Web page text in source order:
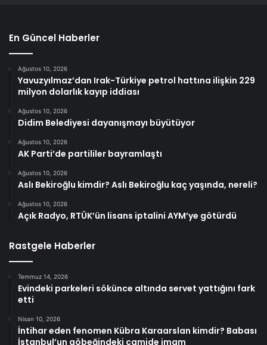
En Güncel Haberler
Ağustos 10, 2026
Yavuzyılmaz’dan Irak-Türkiye petrol hattına ilişkin 229
milyon dolarlık kayıp iddiası
Ağustos 10, 2026
Didim Belediyesi dayanışmayı büyütüyor
Ağustos 10, 2026
AK Parti’de partililer bayramlaştı
Ağustos 10, 2026
Aslı Bekiroğlu kimdir? Aslı Bekiroğlu kaç yaşında, nereli?
Ağustos 10, 2026
Açık Radyo, RTÜK’ün lisans iptalini AYM’ye götürdü
Rastgele Haberler
Temmuz 14, 2026
Evindeki parkeleri sökünce altında servet yattığını fark
etti
Nisan 10, 2026
İntihar eden fenomen Kübra Karaarslan kimdir? Babası
İstanbul’un göbeğindeki camide imam